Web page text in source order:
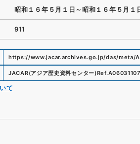
昭和１６年５月１日～昭和１６年５月１
911
https://www.jacar.archives.go.jp/das/meta/
JACAR(アジア歴史資料センター)Ref.
て